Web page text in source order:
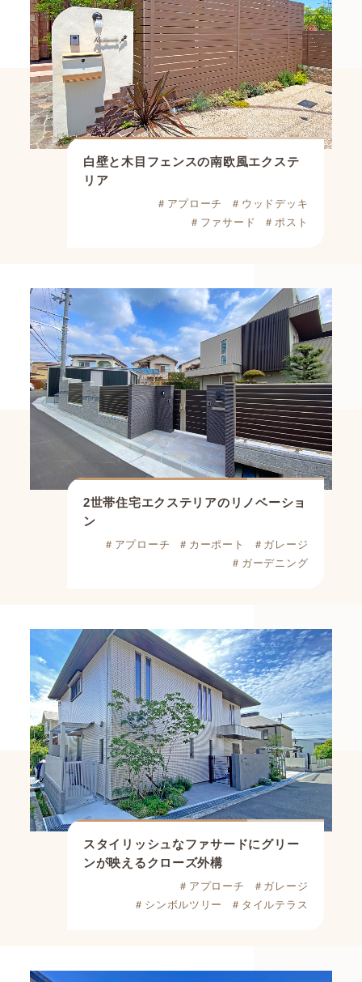
白壁と木目フェンスの南欧風エクステ
リア
＃アプローチ
＃ウッドデッキ
＃ファサード
＃ポスト
2世帯住宅エクステリアのリノベーショ
ン
＃アプローチ ＃カーポート
＃ガレージ
＃ガーデニング
スタイリッシュなファサードにグリー
ンが映えるクローズ外構
＃アプローチ
＃ガレージ
＃シンボルツリー
＃タイルテラス